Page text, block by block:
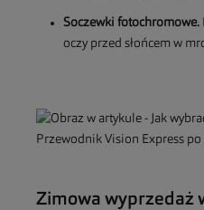
Soczewki fotochromowe.
oczy przed słońcem w
Zimowa wyprzedaż